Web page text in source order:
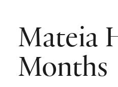
Mateia
Months